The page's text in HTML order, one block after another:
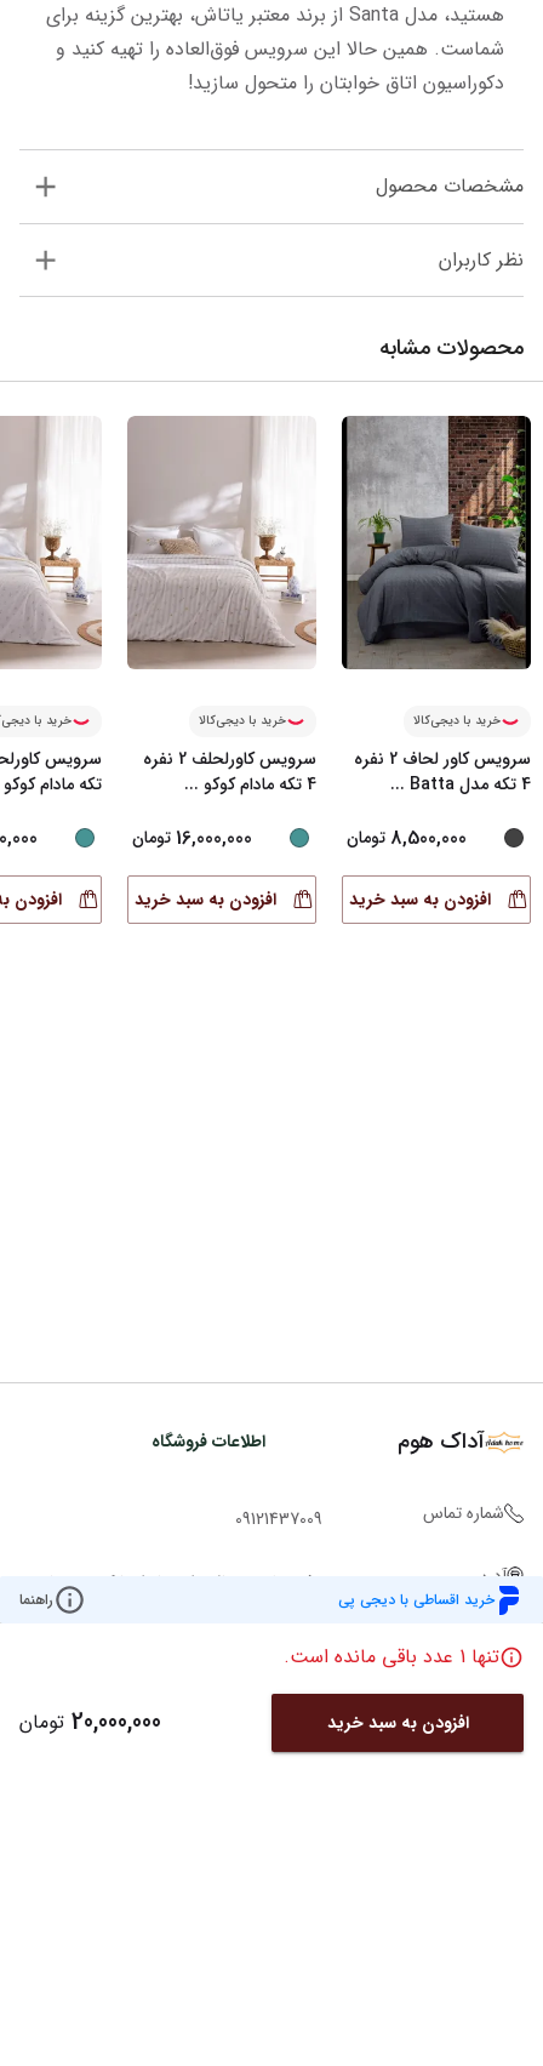
دکوراسیون اتاق خوابتان را متحول سازید!
مشخصات محصول
نظر کاربران
محصولات مشابه
خرید با دیجی‌کالا
سرویس کاور لحاف 2 نفره
4 تکه مدل Batta
...
8,500,000 تومان
افزودن به سبد خرید
خرید با دیجی‌کالا
سرویس کاورلحلف 2 نفره
4 تکه مادام کوکو
...
16,000,000 تومان
افزودن به سبد خرید
خرید با
تکه مادام کوکو
افزودن
خرید اقساطی با دیجی پی راهنما
تنها 1 عدد باقی مانده است.
افزودن به سبد خرید 20,000,000 تومان
آداک هوم اطلاعات فروشگاه
شماره تماس 09121437009
آدرس
دفتر: ولیعصر بالاتر از چهارراه پارک وی نبش
کوچه ملاح ساختمان روشن پ 2943 ط 1